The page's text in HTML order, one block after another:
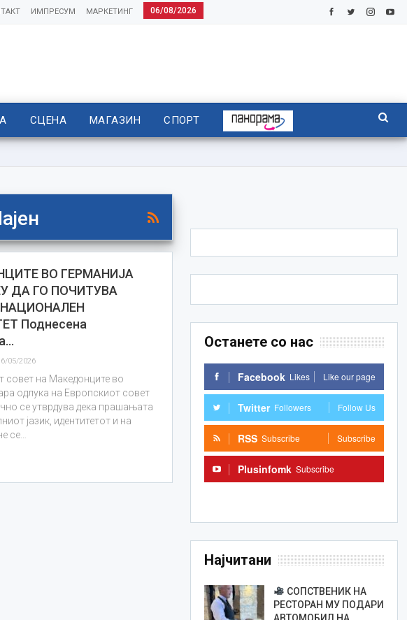
06/08/2026
МАРКЕТИНГ
ИМПРЕСУМ
СЦЕНА МАГАЗИН СПОРТ
ВО ГЕРМАНИЈА
ДА ГО ПОЧИТУВА
Поднесена
05/2026
совет на Македонците во
одлука на Европскиот совет
се утврдува дека прашањата
јазик, идентитетот и на
се…
Останете со нас
Facebook Likes Like our page
Twitter Followers Follow Us
RSS Subscribe Subscribe
Plusinfomk Subscribe
Најчитани
СОПСТВЕНИК НА
РЕСТОРАН МУ ПОДАРИ
АВТОМОБИЛ НА